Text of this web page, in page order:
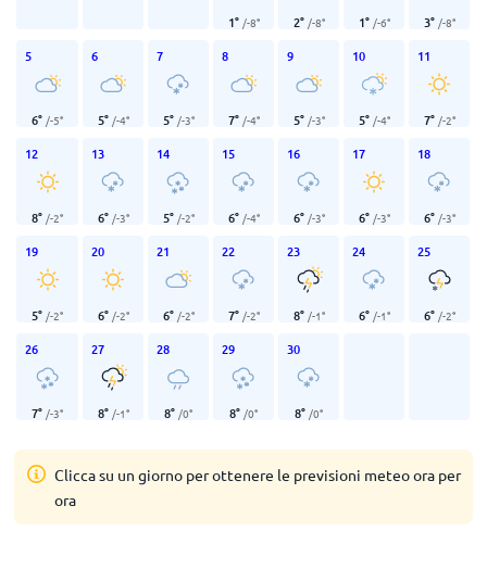
1° /-8° 2° /-8° 1° /-6° 3° /-8°
5
6° /-5°
6
5° /-4°
7
5° /-3°
8
7° /-4°
9
5° /-3°
10
5° /-4°
11
7° /-2°
12
8° /-2°
13
6° /-3°
14
5° /-2°
15
6° /-4°
16
6° /-3°
17
6° /-3°
18
6° /-3°
19
5° /-2°
20
6° /-2°
21
6° /-2°
22
7° /-2°
23
8° /-1°
24
6° /-1°
25
6° /-2°
26
7° /-3°
27
8° /-1°
28
8° /0°
29
8° /0°
30
8° /0°
Clicca su un giorno per ottenere le previsioni meteo ora per
ora